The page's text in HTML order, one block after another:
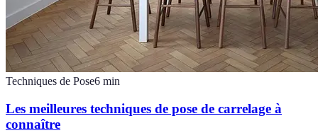
Techniques de Pose6 min
Les meilleures techniques de pose de carrelage à
connaître